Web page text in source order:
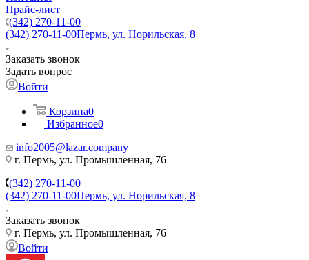
Прайс-лист
(342) 270-11-00
(342) 270-11-00Пермь, ул. Норильская, 8
Заказать звонок
Задать вопрос
Войти
Корзина0
Избранное0
info2005@lazar.company
г. Пермь, ул. Промышленная, 76
(342) 270-11-00
(342) 270-11-00Пермь, ул. Норильская, 8
Заказать звонок
г. Пермь, ул. Промышленная, 76
Войти